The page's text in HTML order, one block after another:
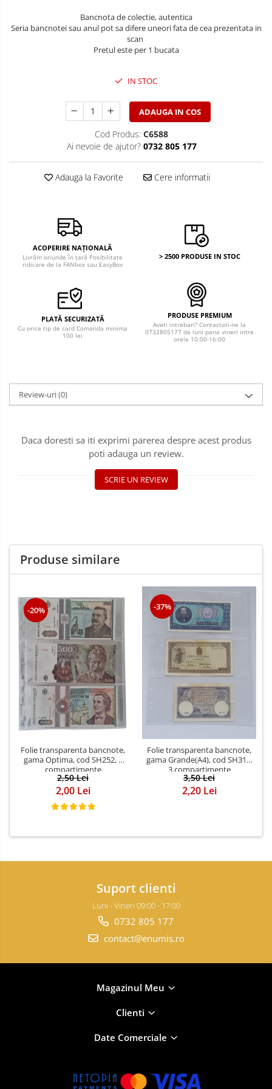
Monede Asia
Bancnote Australia si Oceania
Bancnota de colectie, autentica
Seria bancnotei sau anul pot sa difere uneori fata de cea prezentata in
scan
Pretul este per 1 bucata
IN STOC
ADAUGA IN COS
Cod Produs: C6588
Ai nevoie de ajutor? 0732 805 177
Adauga la Favorite Cere informatii
ACOPERIRE NAȚIONALĂ
Livrăm oriunde în țară Posibilitate
ridicare de la FANbox sau EasyBox
> 2500 PRODUSE IN STOC
PLATĂ SECURIZATĂ
Cu orice tip de card Comanda minima
100 lei
PRODUSE PREMIUM
Aveti intrebari? Contactati-ne la
0732805177 de luni pana vineri intre
orele 10:00-16:00
Review-uri(0)
Daca doresti sa iti exprimi parerea despre acest produs
poti adauga un review.
SCRIE UN REVIEW
Produse similare
-20%
Folie transparenta bancnote,
gama Optima, cod SH252, 3
compartimente
2,50 Lei
2,00 Lei
-37%
Folie transparenta bancnote,
gama Grande(A4), cod SH312,
3 compartimente
3,50 Lei
2,20 Lei
Suport clienti
Luni - Vineri 09:00 - 17:00
0732 805 177
contact@enumis.ro
Magazinul Meu
Clienti
Date Comerciale